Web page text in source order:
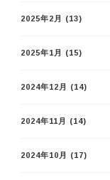
2025年2月 (13)
2025年1月 (15)
2024年12月 (14)
2024年11月 (14)
2024年10月 (17)